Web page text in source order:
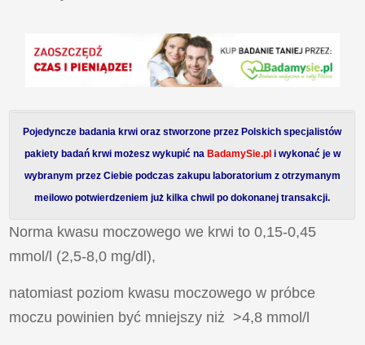
Pojedyncze badania krwi oraz stworzone przez Polskich specjalistów
pakiety badań krwi możesz wykupić na BadamySie.pl i wykonać je w
wybranym przez Ciebie podczas zakupu laboratorium z otrzymanym
meilowo potwierdzeniem już kilka chwil po dokonanej transakcji.
Norma kwasu moczowego we krwi to 0,15-0,45
mmol/l (2,5-8,0 mg/dl),
natomiast poziom kwasu moczowego w próbce
moczu powinien być mniejszy niż >4,8 mmol/l